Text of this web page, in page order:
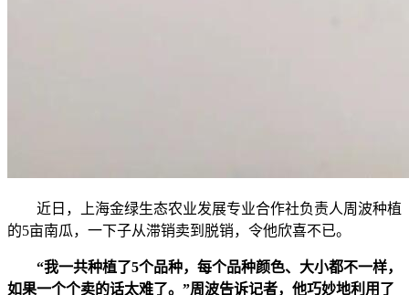
近日，上海金绿生态农业发展专业合作社负责人周波种植
的5亩南瓜，一下子从滞销卖到脱销，令他欣喜不已。
“我一共种植了5个品种，每个品种颜色、大小都不一样，
如果一个个卖的话太难了。”周波告诉记者，他巧妙地利用了